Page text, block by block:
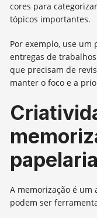
cores para
tópicos importantes.
Por exemplo, use
entregas de
que precisam de
manter o foco e a
A memorização é um
podem ser